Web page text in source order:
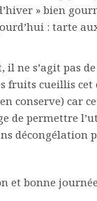
» bien
: tarte
il ne s’agit pas
fruits cueillis cet
conserve) car
de permettre
décongélation
et bonne